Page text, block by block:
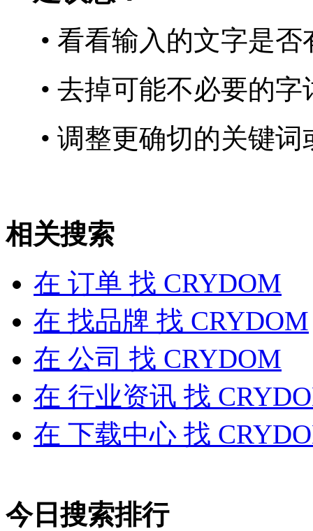
• 看看输入的文字是否
• 去掉可能不必要的字
• 调整更确切的关键
相关搜索
在 订单 找 CRYDOM
在 找品牌 找 CRYDOM
在 公司 找 CRYDOM
在 行业资讯 找
在 下载中心 找
今日搜索排行